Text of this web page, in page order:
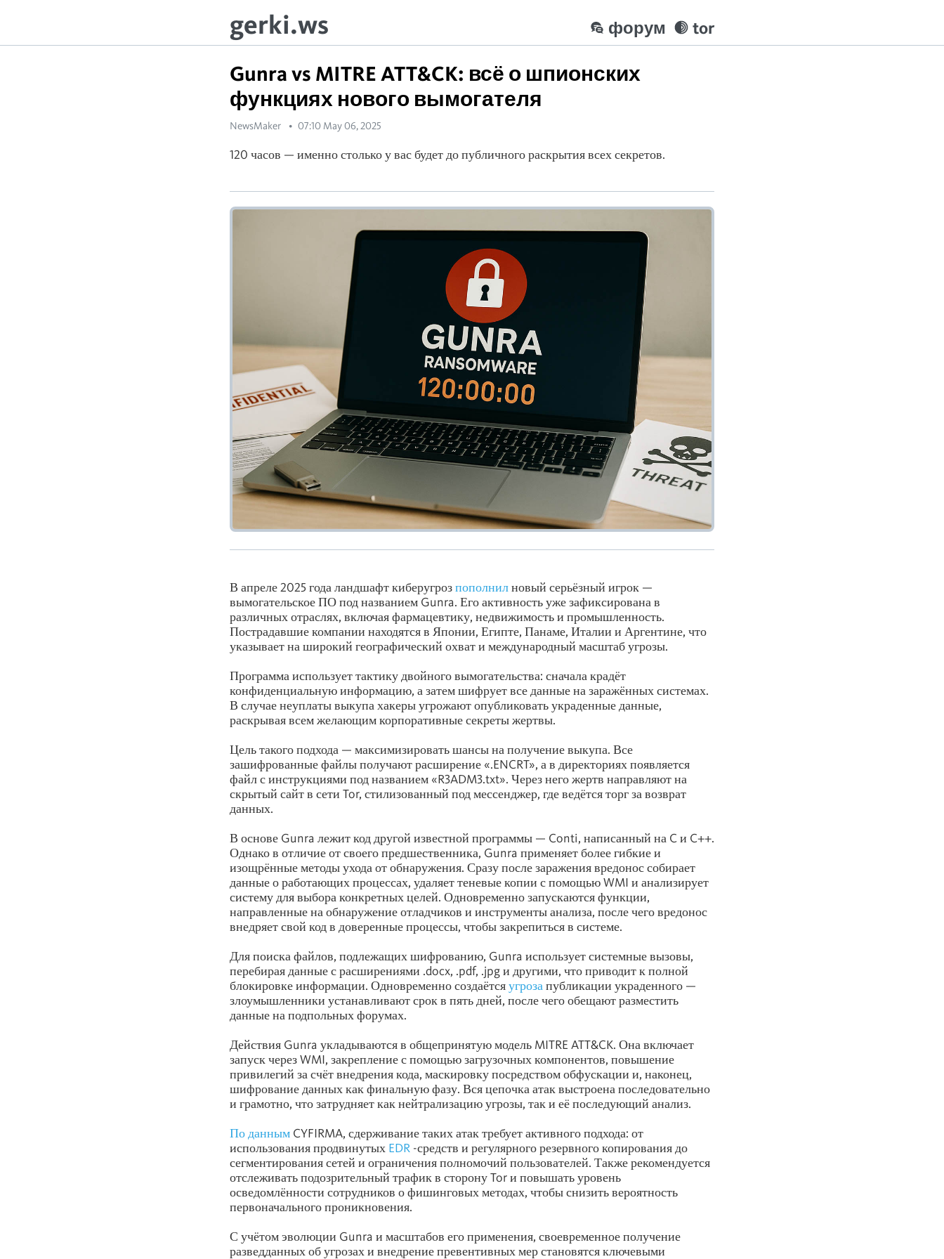
gerki.ws tor
форум
Gunra vs MITRE ATT&CK: всё о шпионских
функциях нового вымогателя
NewsMaker 07:10 May 06, 2025
120 часов — именно столько у вас будет до публичного раскрытия всех секретов.
В апреле 2025 года ландшафт киберугрозпополнилновый серьёзный игрок —
вымогательское ПО под названием Gunra. Его активность уже зафиксирована в
различных отраслях, включая фармацевтику, недвижимость и промышленность.
Пострадавшие компании находятся в Японии, Египте, Панаме, Италии и Аргентине, что
указывает на широкий географический охват и международный масштаб угрозы.
Программа использует тактику двойного вымогательства: сначала крадёт
конфиденциальную информацию, а затем шифрует все данные на заражённых системах.
В случае неуплаты выкупа хакеры угрожают опубликовать украденные данные,
раскрывая всем желающим корпоративные секреты жертвы.
Цель такого подхода — максимизировать шансы на получение выкупа. Все
зашифрованные файлы получают расширение «.ENCRT», а в директориях появляется
файл с инструкциями под названием «R3ADM3.txt». Через него жертв направляют на
скрытый сайт в сети Tor, стилизованный под мессенджер, где ведётся торг за возврат
данных.
В основе Gunra лежит код другой известной программы — Conti, написанный на C и C++.
Однако в отличие от своего предшественника, Gunra применяет более гибкие и
изощрённые методы ухода от обнаружения. Сразу после заражения вредонос собирает
данные о работающих процессах, удаляет теневые копии с помощью WMI и анализирует
систему для выбора конкретных целей. Одновременно запускаются функции,
направленные на обнаружение отладчиков и инструменты анализа, после чего вредонос
внедряет свой код в доверенные процессы, чтобы закрепиться в системе.
Для поиска файлов, подлежащих шифрованию, Gunra использует системные вызовы,
перебирая данные с расширениями .docx, .pdf, .jpg и другими, что приводит к полной
блокировке информации. Одновременно создаётсяугроза публикации украденного —
злоумышленники устанавливают срок в пять дней, после чего обещают разместить
данные на подпольных форумах.
Действия Gunra укладываются в общепринятую модель MITRE ATT&CK. Она включает
запуск через WMI, закрепление с помощью загрузочных компонентов, повышение
привилегий за счёт внедрения кода, маскировку посредством обфускации и, наконец,
шифрование данных как финальную фазу. Вся цепочка атак выстроена последовательно
и грамотно, что затрудняет как нейтрализацию угрозы, так и её последующий анализ.
По данным CYFIRMA, сдерживание таких атак требует активного подхода: от
использования продвинутых EDR -средств и регулярного резервного копирования до
сегментирования сетей и ограничения полномочий пользователей. Также рекомендуется
отслеживать подозрительный трафик в сторону Tor и повышать уровень
осведомлённости сотрудников о фишинговых методах, чтобы снизить вероятность
первоначального проникновения.
С учётом эволюции Gunra и масштабов его применения, своевременное получение
разведданных об угрозах и внедрение превентивных мер становятся ключевыми